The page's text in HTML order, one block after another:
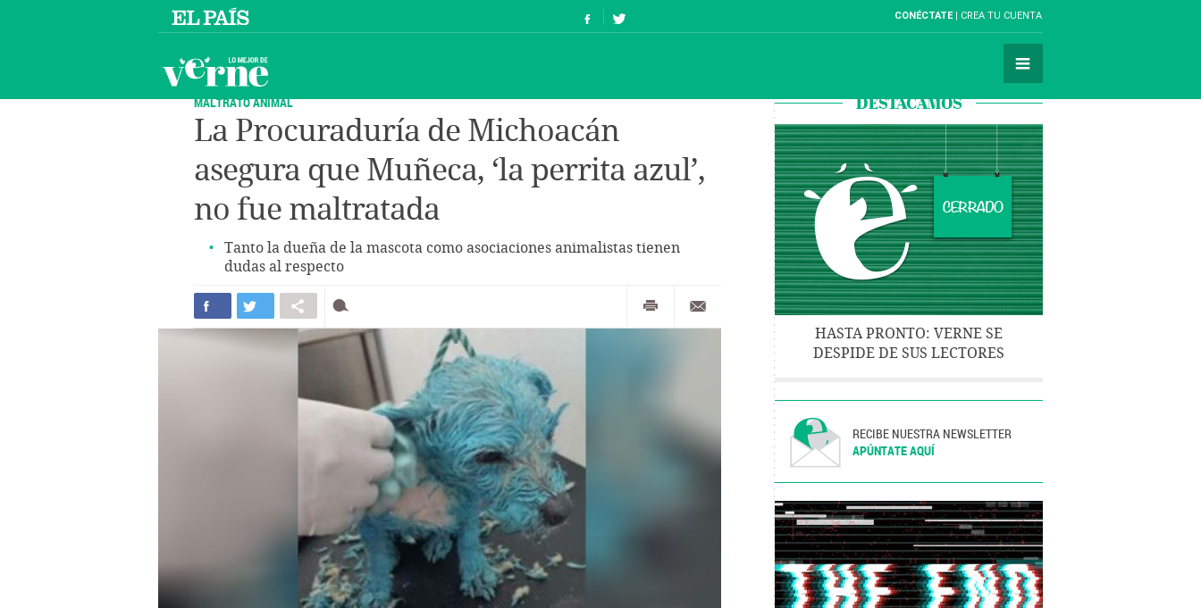
CONÉCTATE CREA TU CUENTA
MALTRATO ANIMAL
La Procuraduría de Michoacán
asegura que Muñeca, ‘la perrita azul’,
no fue maltratada
Tanto la dueña de la mascota como asociaciones animalistas tienen
dudas al respecto
DESTACAMOS
HASTA PRONTO: VERNE SE
DESPIDE DE SUS LECTORES
RECIBE NUESTRA NEWSLETTER
APÚNTATE AQUÍ